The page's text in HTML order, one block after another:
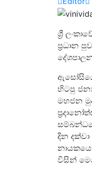
ශ්‍රී
ප්‍රධාන
හිටපු
මහජන
දින
විසින්